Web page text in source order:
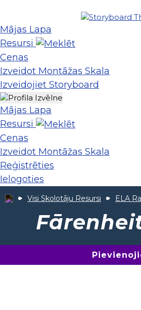
Mājas Lapa
Resursi
Cenas
Izveidot Montāžas Skala
Izveidojiet Storyboard
Mājas Lapa
Resursi
Cenas
Izveidot Montāžas Skala
Reģistrēties
Ielogoties
Visi Skolotāju Resursi ELA